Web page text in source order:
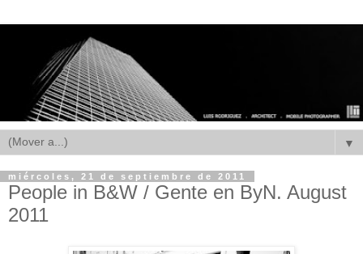
▼
miércoles, 21 de septiembre de 2011
People in B&W / Gente en ByN. August
2011